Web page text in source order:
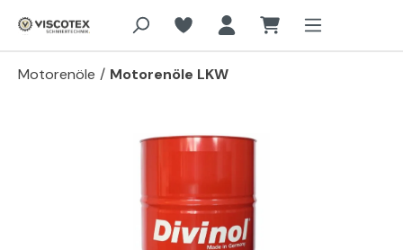
Zum Hauptinhalt springen
Motorenöle / Motorenöle LKW
Bildergalerie überspringen